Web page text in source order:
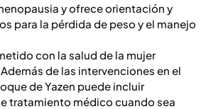
y ofrece orientación y
para la pérdida de peso y el manejo
con la salud de la mujer
de las intervenciones en el
de Yazen puede incluir
tratamiento médico cuando sea